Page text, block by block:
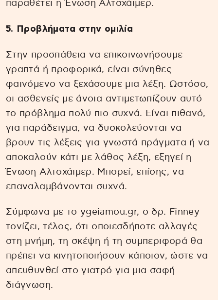
παραθέτει η Ένωση Αλτσχάιμερ.
5. Προβλήματα στην ομιλία
Στην προσπάθεια να επικοινωνήσουμε
γραπτά ή προφορικά, είναι σύνηθες
φαινόμενο να ξεχάσουμε μια λέξη. Ωστόσο,
οι ασθενείς με άνοια αντιμετωπίζουν αυτό
το πρόβλημα πολύ πιο συχνά. Είναι πιθανό,
για παράδειγμα, να δυσκολεύονται να
βρουν τις λέξεις για γνωστά πράγματα ή να
αποκαλούν κάτι με λάθος λέξη, εξηγεί η
Ένωση Αλτσχάιμερ. Μπορεί, επίσης, να
επαναλαμβάνονται συχνά.
Σύμφωνα με το ygeiamou.gr, o δρ. Finney
τονίζει, τέλος, ότι οποιεσδήποτε αλλαγές
στη μνήμη, τη σκέψη ή τη συμπεριφορά θα
πρέπει να κινητοποιήσουν κάποιον, ώστε να
απευθυνθεί στο γιατρό για μια σαφή
διάγνωση.